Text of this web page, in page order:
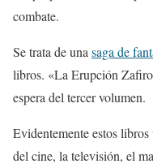
combate.
Se trata de una saga de
libros. «La Erupción
espera del tercer volumen.
Evidentemente estos
del cine, la televisión, el